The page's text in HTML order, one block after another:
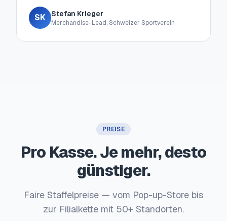
SK Stefan Krieger
Merchandise-Lead, Schweizer Sportverein
PREISE
Pro Kasse. Je mehr, desto
günstiger.
Faire Staffelpreise — vom Pop-up-Store bis
zur Filialkette mit 50+ Standorten.